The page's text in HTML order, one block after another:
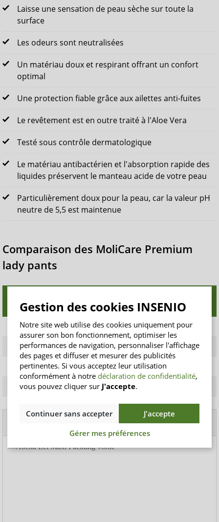
Laisse une sensation de peau sèche sur toute la
surface
Les odeurs sont neutralisées
Un matériau doux et respirant offrant un confort
optimal
Une protection fiable grâce aux ailettes anti-fuites
Le revêtement est en outre traité à l'Aloe Vera
Testé sous contrôle dermatologique
Le matériau antibactérien et l'absorption rapide des
liquides préservent le manteau acide de votre peau
Particulièrement doux pour la peau, car la valeur pH
neutre de 5,5 est maintenue
Comparaison des MoliCare Premium
lady pants
le
(cm)
(ml)
5 gouttes M 80 - 120 843
5 gouttes L 100 - 150 844
7 gouttes M 80 - 120 1.442
7 gouttes L 100 - 150
Produits recommandés
Gestion des cookies INSENIO
Notre site web utilise des cookies uniquement pour
assurer son bon fonctionnement, optimiser les
performances de navigation, personnaliser l'affichage
des pages et diffuser et mesurer des publicités
pertinentes. Si vous acceptez leur utilisation
conformément à notre déclaration de confidentialité,
vous pouvez cliquer sur J'accepte.
Continuer sans accepter
J'accepte
Gérer mes préférences